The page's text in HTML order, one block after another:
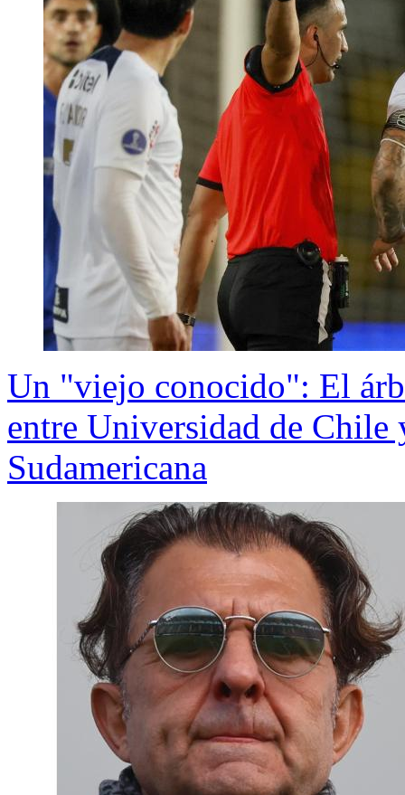
Un "viejo conocido": El
entre Universidad de Chile
Sudamericana